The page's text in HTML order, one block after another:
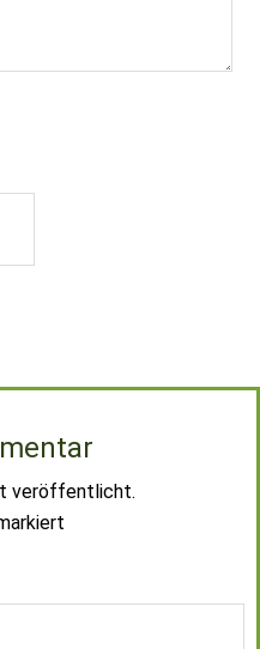
veröffentlicht.